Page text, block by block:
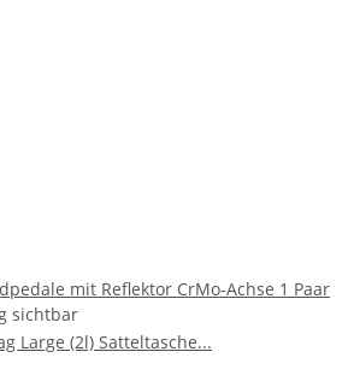
mit Reflektor CrMo-Achse 1 Paar
sichtbar